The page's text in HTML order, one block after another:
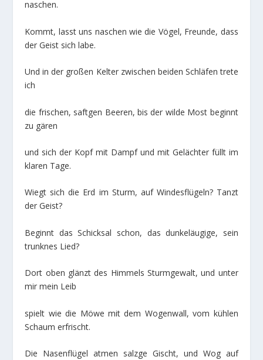
naschen.
Kommt, lasst uns naschen wie die Vögel, Freunde, dass
der Geist sich labe.
Und in der großen Kelter zwischen beiden Schläfen trete
ich
die frischen, saftgen Beeren, bis der wilde Most beginnt
zu gären
und sich der Kopf mit Dampf und mit Gelächter füllt im
klaren Tage.
Wiegt sich die Erd im Sturm, auf Windesflügeln? Tanzt
der Geist?
Beginnt das Schicksal schon, das dunkeläugige, sein
trunknes Lied?
Dort oben glänzt des Himmels Sturmgewalt, und unter
mir mein Leib
spielt wie die Möwe mit dem Wogenwall, vom kühlen
Schaum erfrischt.
Die Nasenflügel atmen salzge Gischt, und Wog auf